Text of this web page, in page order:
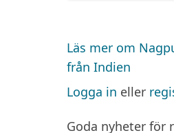
Läs mer om
från Indien
Logga in eller
Goda nyheter för